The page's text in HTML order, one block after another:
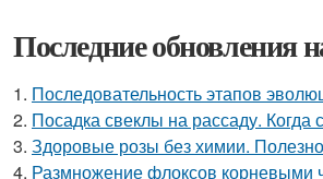
Последние обновления
1. Последовательность этапов
2. Посадка свеклы на рассаду. Когда
3. Здоровые розы без химии.
4. Размножение флоксов корневыми